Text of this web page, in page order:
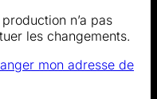
n’a pas
les changements.
mon adresse de